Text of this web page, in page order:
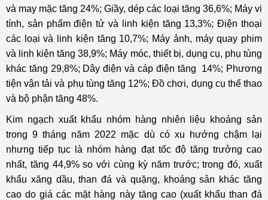
và may mặc tăng 24%; Giầy, dép các loại tăng 36,6%; Máy vi
tính, sản phẩm điện tử và linh kiện tăng 13,3%; Điện thoại
các loại và linh kiện tăng 10,7%; Máy ảnh, máy quay phim
và linh kiện tăng 38,9%; Máy móc, thiết bị, dụng cụ, phụ tùng
khác tăng 29,8%; Dây điện và cáp điện tăng 14%; Phương
tiện vận tải và phụ tùng tăng 12%; Đồ chơi, dụng cụ thể thao
và bộ phận tăng 48%.
Kim ngạch xuất khẩu nhóm hàng nhiên liệu khoáng sản
trong 9 tháng năm 2022 mặc dù có xu hướng chậm lại
nhưng tiếp tục là nhóm hàng đạt tốc độ tăng trưởng cao
nhất, tăng 44,9% so với cùng kỳ năm trước; trong đó, xuất
khẩu xăng dầu, than đá và quặng, khoáng sản khác tăng
cao do giá các mặt hàng này tăng cao (xuất khẩu than đá